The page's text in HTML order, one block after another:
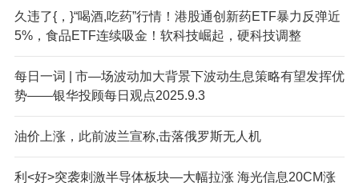
久违了{，}“喝酒,吃药”行情！港股通创新药ETF暴力反弹近
5%，食品ETF连续吸金！软科技崛起，硬科技调整
每日一词 | 市—场波动加大背景下波动生息策略有望发挥优
势——银华投顾每日观点2025.9.3
油价上涨，此前波兰宣称,击落俄罗斯无人机
利<好>突袭刺激半导体板块—大幅拉涨 海光信息20CM涨